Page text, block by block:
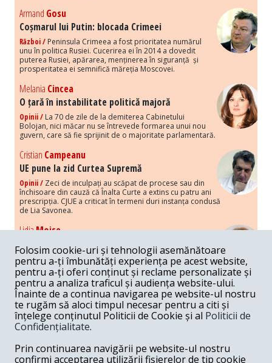
Armand Gosu
Coșmarul lui Putin: blocada Crimeei
Război / Peninsula Crimeea a fost prioritatea numărul
unu în politica Rusiei. Cucerirea ei în 2014 a dovedit
puterea Rusiei, apărarea, menținerea în siguranță și
prosperitatea ei semnifică măreția Moscovei.
Melania Cincea
O țară în instabilitate politică majoră
Opinii / La 70 de zile de la demiterea Cabinetului
Bolojan, nici măcar nu se întrevede formarea unui nou
guvern, care să fie sprijinit de o majoritate parlamentară.
Cristian Campeanu
UE pune la zid Curtea Supremă
Opinii / Zeci de inculpați au scăpat de procese sau din
închisoare din cauză că Înalta Curte a extins cu patru ani
prescripția. CJUE a criticat în termeni duri instanța condusă
de Lia Savonea.
LidiaMoise
Costurile economice ale haosului politic
Opinii / Economia nu poate rezista cu retorica falsă a
susținerii intereselor poporului, care, de fapt, ascunde
obsesia menținerii privilegiilor și a averilor unor caste.
Melania Cincea
Noi puseuri de xenofobie din partea românilor
„neaoși”
Periodic, în spațiul public sunt voci care lansează
mesaje xenofobe la adresa câte unui politician care deranjează un
anumit grup politico-mediatic, într-un anumit moment.
Folosim cookie-uri și tehnologii asemănătoare
pentru a-ți îmbunătăți experiența pe acest website,
pentru a-ți oferi conținut și reclame personalizate și
pentru a analiza traficul și audiența website-ului.
Înainte de a continua navigarea pe website-ul nostru
te rugăm să aloci timpul necesar pentru a citi și
înțelege conținutul Politicii de Cookie și al Politicii de
Confidențialitate.
Prin continuarea navigării pe website-ul nostru
confirmi acceptarea utilizării fișierelor de tip cookie